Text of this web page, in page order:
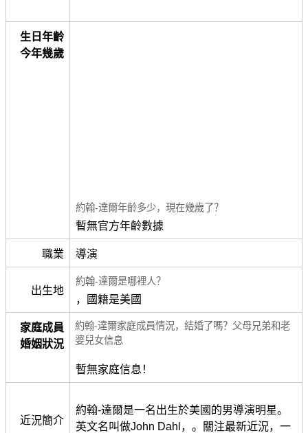
生日年齡
今年幾歲
約翰-達爾年齡多少，現在幾歲了？
暫無官方年齡數據
職業 導演
出生地
約翰-達爾是哪裡人？
，國籍是美國
家庭成員
婚姻狀況
約翰-達爾家庭成員情況，結婚了嗎？父母兄弟和老
婆兒女信息
暫無家庭信息！
近況簡介
約翰-達爾是一名出生於美國的男導演明星。
英文名叫做John Dahl，。關注最新近況，一